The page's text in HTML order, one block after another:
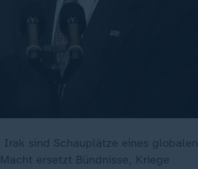
sind Schauplätze eines globalen
ersetzt Bündnisse, Kriege